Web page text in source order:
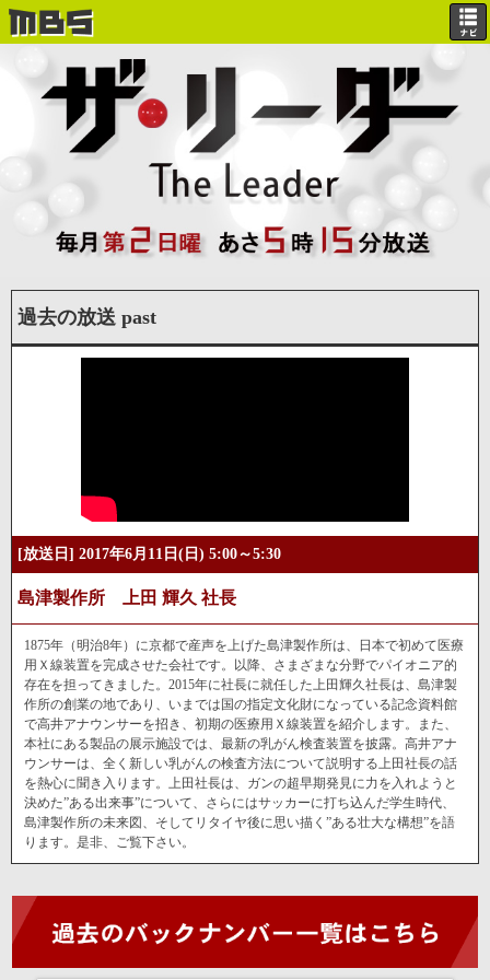
過去の放送past
[放送日] 2017年6月11日(日) 5:00～5:30
島津製作所 上田 輝久 社長
1875年（明治8年）に京都で産声を上げた島津製作所は、日本で初めて医療
用Ｘ線装置を完成させた会社です。以降、さまざまな分野でパイオニア的
存在を担ってきました。2015年に社長に就任した上田輝久社長は、島津製
作所の創業の地であり、いまでは国の指定文化財になっている記念資料館
で高井アナウンサーを招き、初期の医療用Ｘ線装置を紹介します。また、
本社にある製品の展示施設では、最新の乳がん検査装置を披露。高井アナ
ウンサーは、全く新しい乳がんの検査方法について説明する上田社長の話
を熱心に聞き入ります。上田社長は、ガンの超早期発見に力を入れようと
決めた”ある出来事”について、さらにはサッカーに打ち込んだ学生時代、
島津製作所の未来図、そしてリタイヤ後に思い描く”ある壮大な構想”を語
ります。是非、ご覧下さい。